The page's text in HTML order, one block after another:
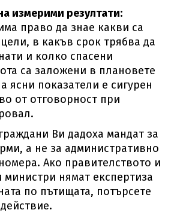
измерими резултати:
право да знае какви са
в какъв срок трябва да
и колко спасени
са заложени в плановете
ясни показатели е сигурен
от отговорност при
Ви дадоха мандат за
а не за административно
Ако правителството и
министри нямат експертиза
по пътищата, потърсете